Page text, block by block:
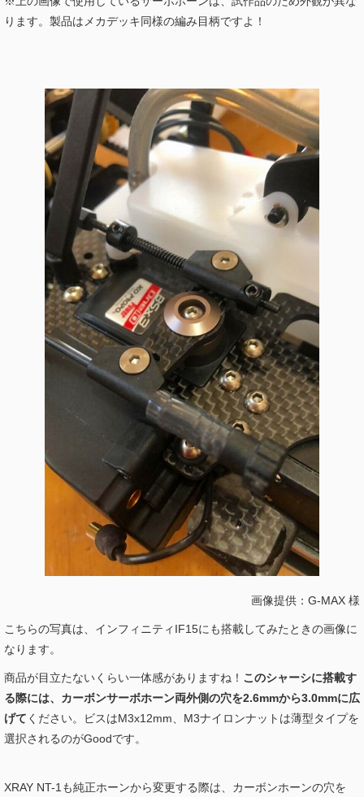
ります。製品はメカデッキ同様の編み目柄ですよ！
画像提供：G-MAX 様
こちらの写真は、インフィニティIF15にも搭載してみたときの画像に
なります。
商品が目立たないくらい一体感がありますね！ このシャーシに搭載す
る際には、カーボンサーボホーン両外側の穴を2.6mmから3.0mmに広
げて ください。ビスはM3x12mm、M3ナイロンナットは薄型タイプを
選択されるのがGoodです。
XRAY NT-1も純正ホーンから変更する際は、カーボンホーンの穴を